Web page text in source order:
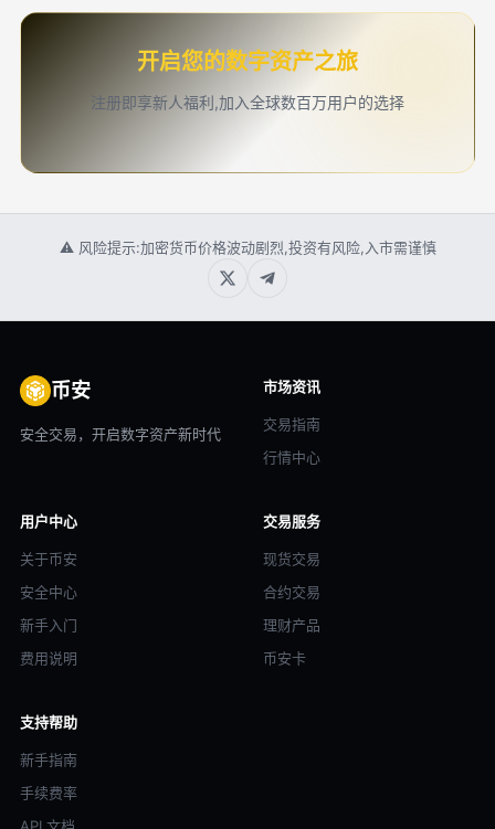
开启您的数字资产之旅
注册即享新人福利,加入全球数百万用户的选择
⚠ 风险提示:加密货币价格波动剧烈,投资有风险,入市需谨慎
币安
安全交易，开启数字资产新时代
市场资讯
交易指南
行情中心
用户中心
关于币安
安全中心
新手入门
费用说明
交易服务
现货交易
合约交易
理财产品
币安卡
支持帮助
新手指南
手续费率